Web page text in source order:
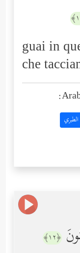
guai in
che
الطبري
﴿١٢﴾